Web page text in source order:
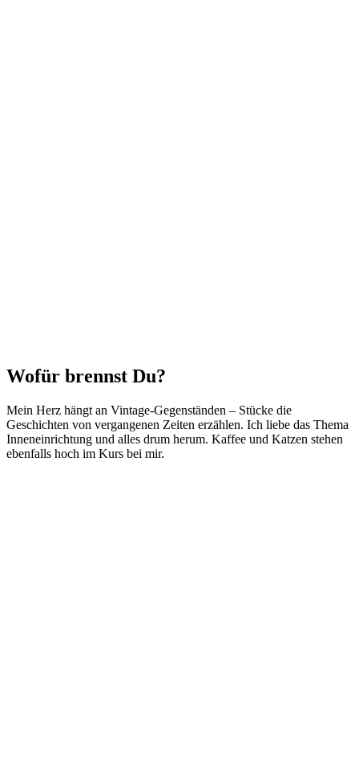
Wofür brennst Du?
Mein Herz hängt an Vintage-Gegenständen – Stücke die
Geschichten von vergangenen Zeiten erzählen. Ich liebe das Thema
Inneneinrichtung und alles drum herum. Kaffee und Katzen stehen
ebenfalls hoch im Kurs bei mir.